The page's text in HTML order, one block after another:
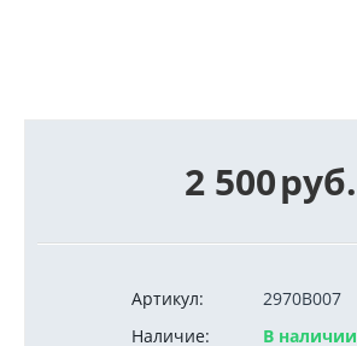
2 500руб.
Артикул:
2970B007
Наличие:
В наличии